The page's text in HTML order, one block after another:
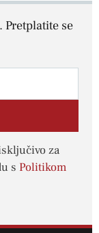
se
za
s Politikom